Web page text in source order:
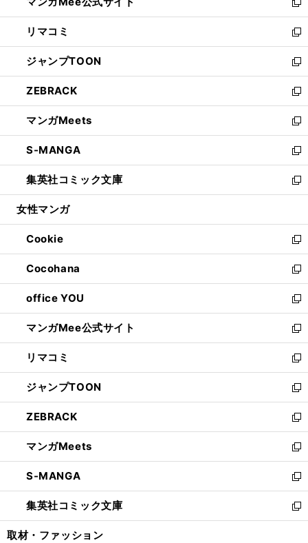
ド
ウ
で
開
く
ィ
ン
ド
ウ
で
開
く
い
ウ
ィ
ン
ド
ウ
で
開
く
新
し
い
ウ
ィ
ン
ド
ウ
で
開
く
リマコミ
新
し
い
ウ
ィ
ン
ド
ウ
で
開
く
ジャンプTOON
新
し
い
ウ
ィ
ン
ド
ウ
で
開
ZEBRACK
新
し
い
ウ
ィ
ン
ド
ウ
開
く
マンガMeets
新
し
い
ウ
ィ
ン
ウ
で
開
く
S-MANGA
新
し
い
ウ
ン
ド
ウ
で
開
く
集英社コミック文庫
新
し
ウ
ィ
ン
ド
ウ
で
開
く
女性マンガ
Cookie
新
し
い
ウ
ィ
ン
ド
ウ
で
開
く
Cocohana
新
し
い
ウ
ィ
ン
ド
ウ
で
開
く
office YOU
新
し
い
ウ
ィ
ン
ド
ウ
で
開
く
マンガMee公式サイト
新
し
い
ウ
ィ
ン
ド
ウ
で
開
く
リマコミ
新
し
い
ウ
ィ
ン
ド
ウ
で
開
く
ジャンプTOON
新
し
い
ウ
ィ
ン
ド
ウ
で
開
ZEBRACK
新
し
い
ウ
ィ
ン
ド
ウ
マンガMeets
新
し
い
ウ
ィ
ン
S-MANGA
新
し
い
ウ
集英社コミック文庫
新
し
取材・ファッション